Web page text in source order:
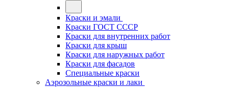
Краски и эмали
Краски ГОСТ СССР
Краски для внутренних работ
Краски для крыш
Краски для наружных работ
Краски для фасадов
Специальные краски
Аэрозольные краски и лаки